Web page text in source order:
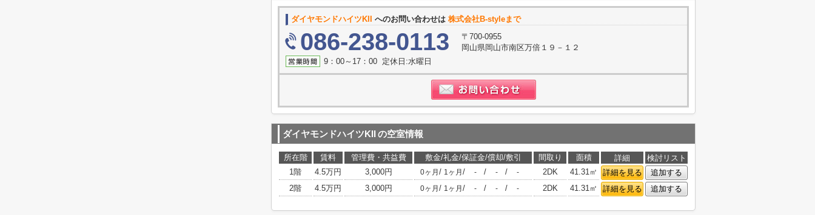
ダイヤモンドハイツKII へのお問い合わせは 株式会社B-styleまで
086-238-0113
〒700-0955
岡山県岡山市南区万倍１９－１２
9：00～17：00 定休日:水曜日
ダイヤモンドハイツKII の空室情報
所在階 賃料 管理費・共益費 敷金/礼金/保証金/償却/敷引 間取り 面積 詳細
検討リスト
1階
4.5万円 3,000円 0ヶ月 / 1ヶ月 / - / - / - 2DK 41.31㎡ 詳細を見る
追加する
2階
4.5万円 3,000円 0ヶ月 / 1ヶ月 / - / - / - 2DK 41.31㎡ 詳細を見る 追加する